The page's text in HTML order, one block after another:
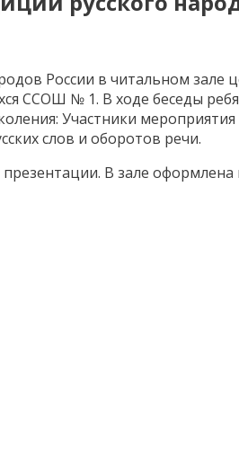
России в читальном
ССОШ № 1. В ходе беседы
Участники
слов и оборотов речи.
В зале